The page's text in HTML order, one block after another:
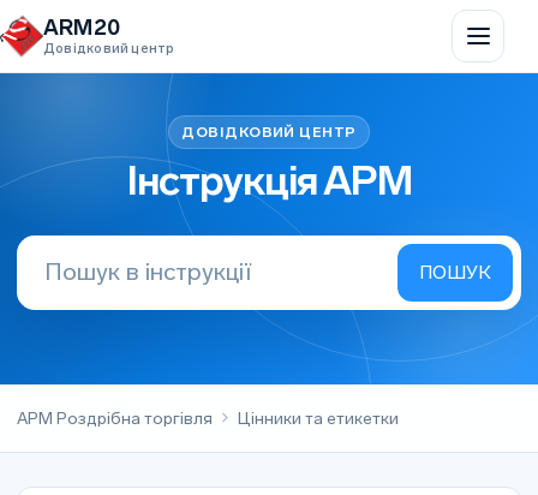
Перейти до вмісту
ARM20
Довідковий центр
Інструкція АРМ
АРМ Роздрібна торгівля Цінники та етикетки